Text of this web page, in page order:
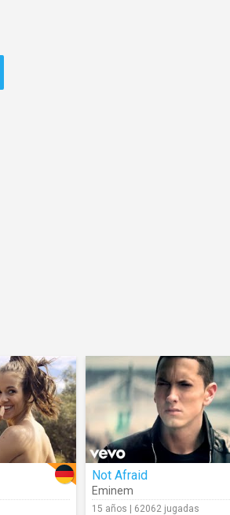
Not Afraid
Eminem
15 años | 62062 jugadas